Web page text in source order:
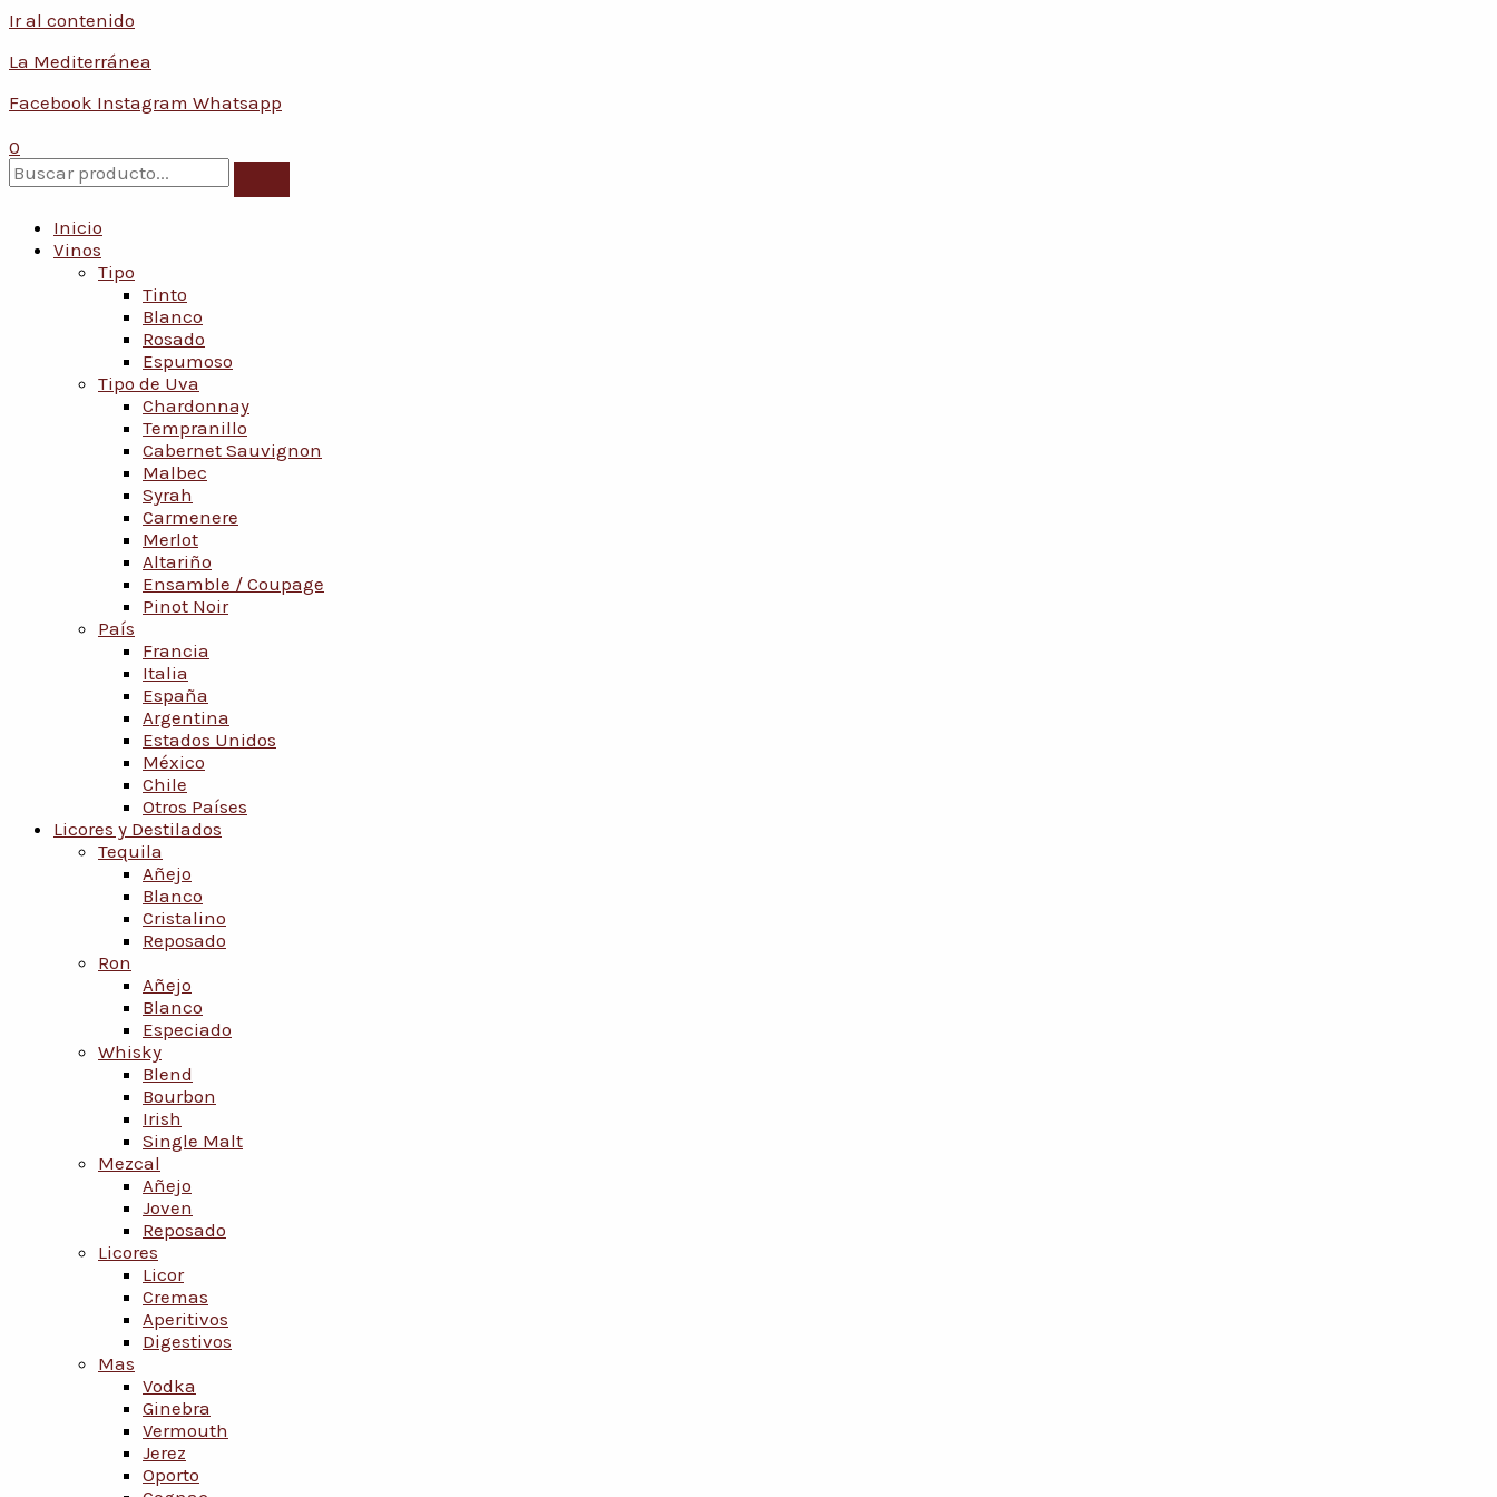
Ir al contenido
La Mediterránea
Facebook Instagram Whatsapp
0
Inicio
Vinos
Tipo
Tinto
Blanco
Rosado
Espumoso
Tipo de Uva
Chardonnay
Tempranillo
Cabernet Sauvignon
Malbec
Syrah
Carmenere
Merlot
Altariño
Ensamble / Coupage
Pinot Noir
País
Francia
Italia
España
Argentina
Estados Unidos
México
Chile
Otros Países
Licores y Destilados
Tequila
Añejo
Blanco
Cristalino
Reposado
Ron
Añejo
Blanco
Especiado
Whisky
Blend
Bourbon
Irish
Single Malt
Mezcal
Añejo
Joven
Reposado
Licores
Licor
Cremas
Aperitivos
Digestivos
Mas
Vodka
Ginebra
Vermouth
Jerez
Oporto